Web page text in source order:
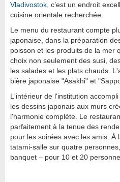
Vladivostok, c’est un endroit
cuisine orientale recherchée.
Le menu du restaurant compte
japonaise, dans la préparation
poisson et les produits de la mer
choix non seulement des susi,
les salades et les plats chauds.
bière japonaise "Asakhi" et
L'intérieur de l'institution
les dessins japonais aux murs
l'harmonie complète. Le
parfaitement à la tenue des
pour les soirées avec les amis. À
tatami-salle sur quatre
banquet – pour 10 et 20